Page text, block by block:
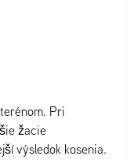
Pri
žacie
výsledok kosenia.